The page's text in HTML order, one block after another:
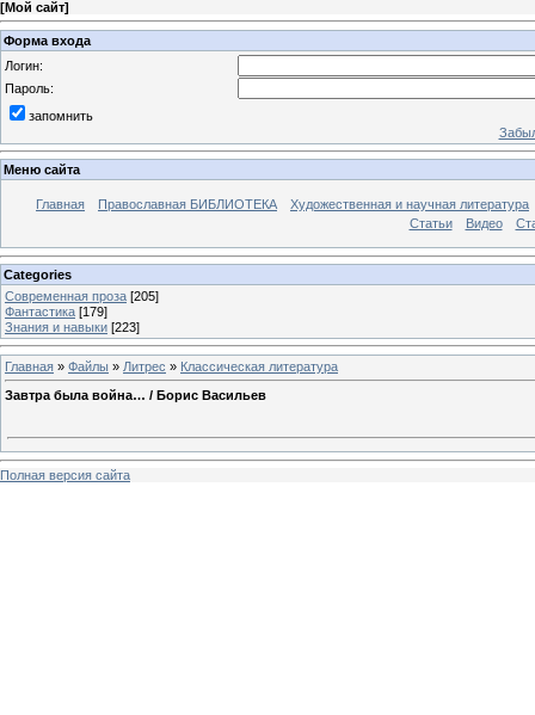
[Мой сайт]
Форма входа
Логин:
Пароль:
запомнить
Меню сайта
Главная Православная БИБЛИОТЕКА
Художественная и научная литература
Статьи
Видео
Categories
Современная проза [205]
Фантастика [179]
Знания и навыки [223]
Главная » Файлы » Литрес » Классическая литература
Завтра была война… / Борис Васильев
Полная версия сайта